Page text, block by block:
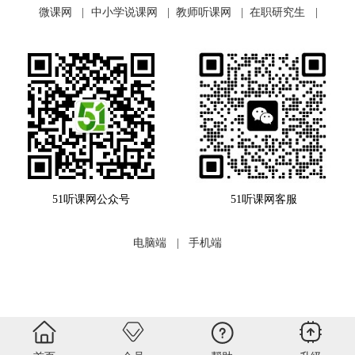
微课网 | 中小学说课网 | 教师听课网 | 在职研究生 |
51听课网公众号 51听课网客服
电脑端 手机端